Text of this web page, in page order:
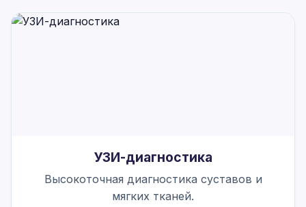
УЗИ-диагностика
Высокоточная диагностика суставов и
мягких тканей.